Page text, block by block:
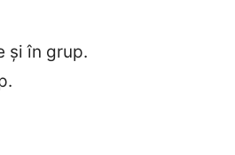
și în grup.